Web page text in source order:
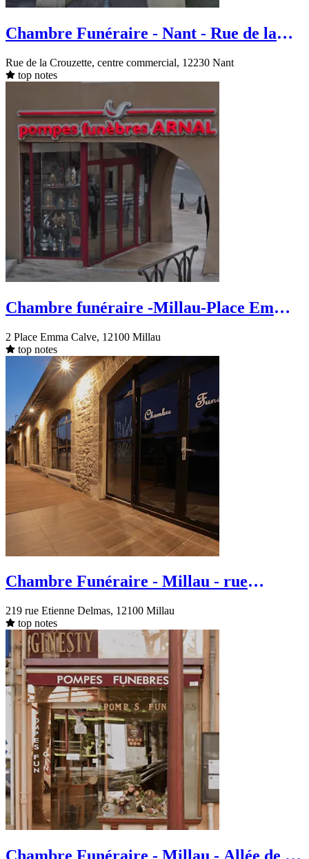
Chambre Funéraire - Nant - Rue de la
Rue de la Crouzette, centre commercial, 12230 Nant
top notes
Chambre funéraire -Millau-Place Emma
2 Place Emma Calve, 12100 Millau
top notes
Chambre Funéraire - Millau - rue
219 rue Etienne Delmas, 12100 Millau
top notes